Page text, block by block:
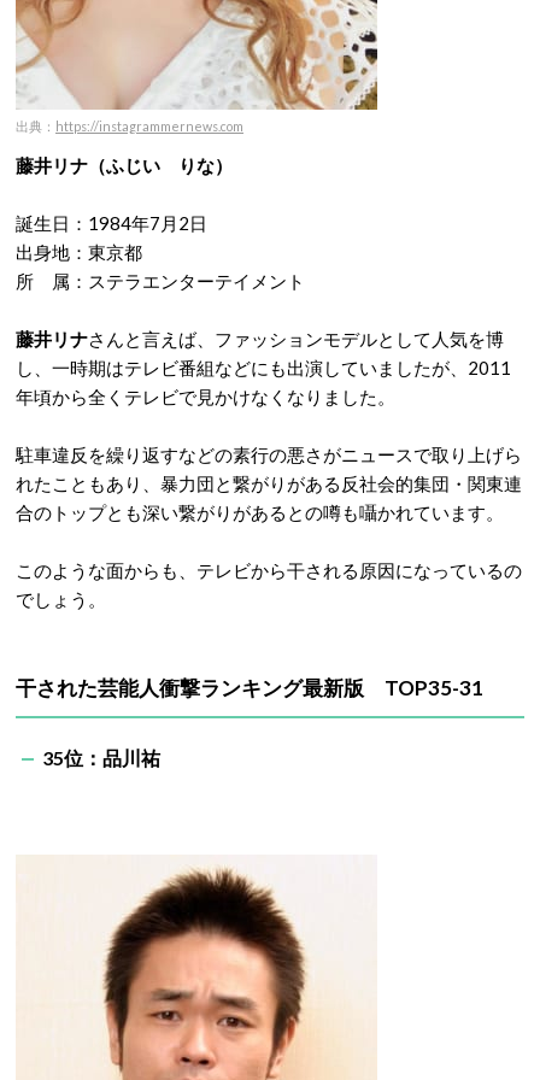
出典： https://instagrammernews.com
藤井リナ（ふじい りな）
誕生日：1984年7月2日
出身地：東京都
所 属：ステラエンターテイメント
藤井リナさんと言えば、ファッションモデルとして人気を博
し、一時期はテレビ番組などにも出演していましたが、2011
年頃から全くテレビで見かけなくなりました。
駐車違反を繰り返すなどの素行の悪さがニュースで取り上げら
れたこともあり、暴力団と繋がりがある反社会的集団・関東連
合のトップとも深い繋がりがあるとの噂も囁かれています。
このような面からも、テレビから干される原因になっているの
でしょう。
干された芸能人衝撃ランキング最新版 TOP35-31
35位：品川祐